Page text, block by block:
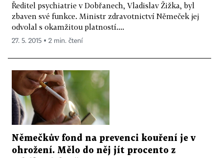
Ředitel psychiatrie v Dobřanech, Vladislav Žižka, byl
zbaven své funkce. Ministr zdravotnictví Němeček jej
odvolal s okamžitou platností....
27. 5. 2015 ▪ 2 min. čtení
Němečkův fond na prevenci kouření je v
ohrožení. Mělo do něj jít procento z